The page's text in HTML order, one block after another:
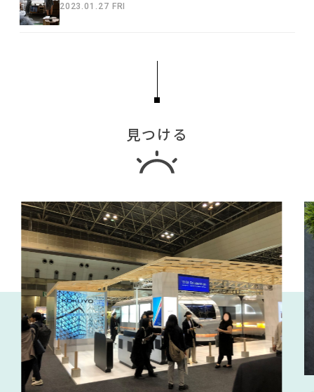
2023.01.27 FRI
見つける